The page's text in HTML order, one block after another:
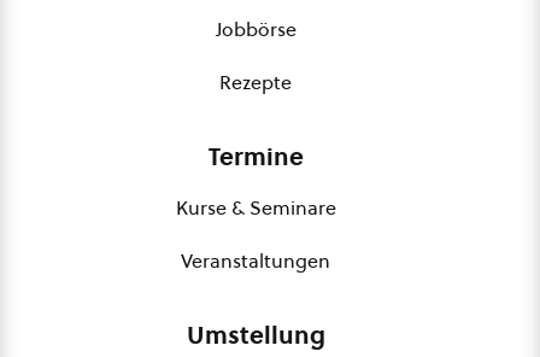
Jobbörse
Rezepte
Termine
Kurse & Seminare
Veranstaltungen
Umstellung